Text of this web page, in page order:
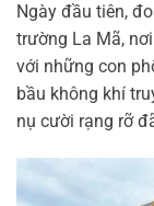
Ngày đầu tiên,
trường La Mã,
với những con
bầu không khí
nụ cười rạng rỡ